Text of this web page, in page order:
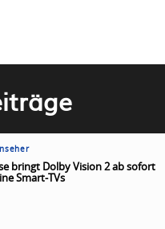
bringt Dolby Vision 2 ab sofort
Smart-TVs